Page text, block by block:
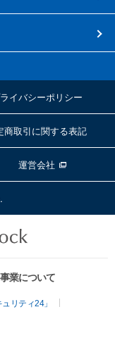
イバシーポリシー
商取引に関する表記
運営会社
業について
リティ24」